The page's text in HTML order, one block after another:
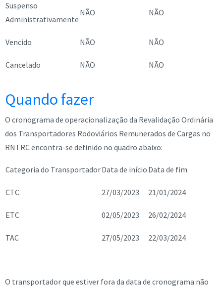
Suspenso
Administrativamente
NÃO NÃO
Vencido NÃO NÃO
Cancelado NÃO NÃO
Quando fazer
O cronograma de operacionalização da Revalidação Ordinária
dos Transportadores Rodoviários Remunerados de Cargas no
RNTRC encontra-se definido no quadro abaixo:
Categoria do TransportadorData de início Data de fim
CTC 27/03/2023 21/01/2024
ETC 02/05/2023 26/02/2024
TAC 27/05/2023 22/03/2024
O transportador que estiver fora da data de cronograma não